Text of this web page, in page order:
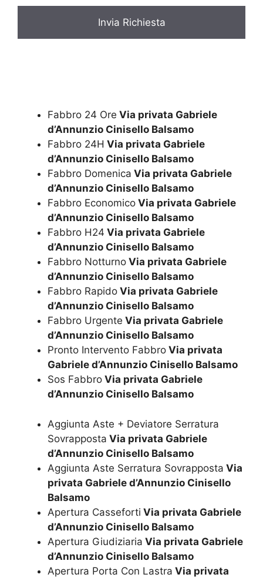
y
Fabbro 24 Ore Via privata Gabriele
d’Annunzio Cinisello Balsamo
Fabbro 24H Via privata Gabriele
d’Annunzio Cinisello Balsamo
Fabbro Domenica Via privata Gabriele
d’Annunzio Cinisello Balsamo
Fabbro Economico Via privata Gabriele
d’Annunzio Cinisello Balsamo
Fabbro H24 Via privata Gabriele
d’Annunzio Cinisello Balsamo
Fabbro Notturno Via privata Gabriele
d’Annunzio Cinisello Balsamo
Fabbro Rapido Via privata Gabriele
d’Annunzio Cinisello Balsamo
Fabbro Urgente Via privata Gabriele
d’Annunzio Cinisello Balsamo
Pronto Intervento Fabbro Via privata
Gabriele d’Annunzio Cinisello Balsamo
Sos Fabbro Via privata Gabriele
d’Annunzio Cinisello Balsamo
Aggiunta Aste + Deviatore Serratura
Sovrapposta Via privata Gabriele
d’Annunzio Cinisello Balsamo
Aggiunta Aste Serratura Sovrapposta Via
privata Gabriele d’Annunzio Cinisello
Balsamo
Apertura Casseforti Via privata Gabriele
d’Annunzio Cinisello Balsamo
Apertura Giudiziaria Via privata Gabriele
d’Annunzio Cinisello Balsamo
Apertura Porta Con Lastra Via privata